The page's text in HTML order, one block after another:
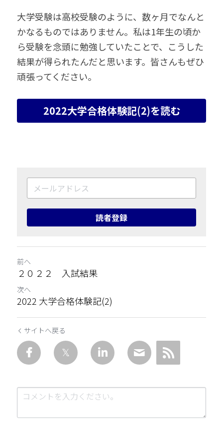
大学受験は高校受験のように、数ヶ月でなんと
かなるものではありません。私は1年生の頃か
ら受験を念頭に勉強していたことで、こうした
結果が得られたんだと思います。皆さんもぜひ
頑張ってください。
2022大学合格体験記(2)を読む
読者登録
前へ
２０２２ 入試結果
次へ
2022 大学合格体験記(2)
サイトへ戻る